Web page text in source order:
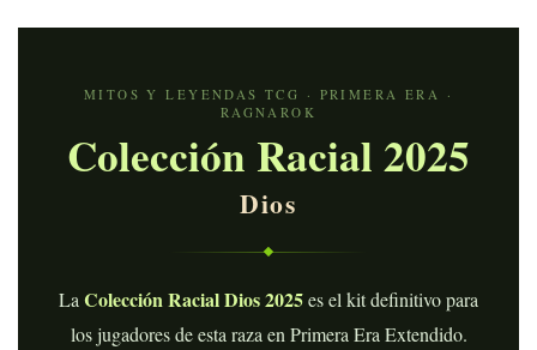
MITOS Y LEYENDAS TCG · PRIMERA ERA ·
RAGNAROK
Colección Racial 2025
Dios
LaColección Racial Dios 2025es el kit definitivo para
los jugadores de esta raza en Primera Era Extendido.